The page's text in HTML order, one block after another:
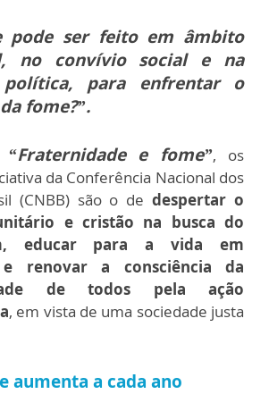
pode ser feito em âmbito
no convívio social e na
política, para enfrentar o
fome?”.
“Fraternidade e fome”, os
da Conferência Nacional dos
(CNBB) são o dedespertar o
e cristão na busca do
educar para a vida em
renovar a consciência da
de todos pela ação
, em vista de uma sociedade justa
aumenta a cada ano